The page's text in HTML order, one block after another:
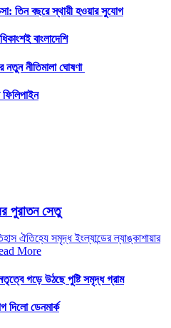
তিন বছরে স্থায়ী হওয়ার সুযোগ
বাংলাদেশি
নতুন নীতিমালা ঘোষণা
পুরাতন সেতু
ঐতিহ্যে সমৃদ্ধ ইংল্যান্ডের ল্যাঙ্কাশায়ার
More
গড়ে উঠছে পুষ্টি সমৃদ্ধ গ্রাম
দিলো ডেনমার্ক